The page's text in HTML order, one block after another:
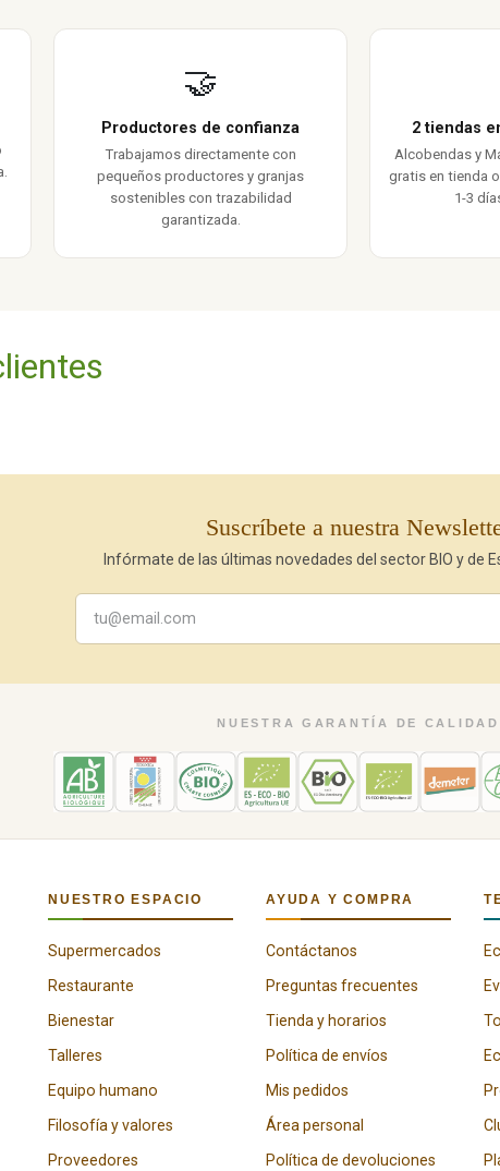
🤝
Productores de confianza
Trabajamos directamente con
pequeños productores y granjas
sostenibles con trazabilidad
garantizada.
2 tiendas
Alcobendas y
gratis en tienda
1-3
Suscríbete a nuestra
Infórmate de las últimas novedades del sector BIO y de
NUESTRA GARANTÍA DE CALIDAD
NUESTRO ESPACIO
Supermercados
Restaurante
Bienestar
Talleres
Equipo humano
Filosofía y valores
Proveedores
AYUDA Y COMPRA
Contáctanos
Preguntas frecuentes
Tienda y horarios
Política de envíos
Mis pedidos
Área personal
Política de devoluciones